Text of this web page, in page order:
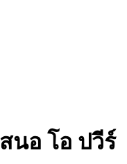
สนอ โอ ปวีร์